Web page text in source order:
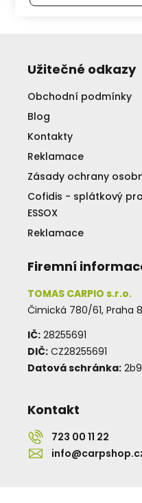
Užitečné odkazy
Obchodní podmínky
Blog
Kontakty
Reklamace
Zásady ochrany
Cofidis - splátkový
ESSOX
Reklamace
Firemní
TOMAS CARPIO s.r.o.
Čimická 780/61, Praha
IČ: 28255691
DIČ: CZ28255691
Datová schránka:
Kontakt
723 00 11 22